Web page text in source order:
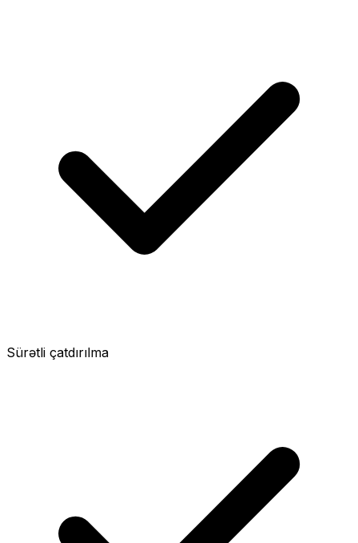
Sürətli çatdırılma